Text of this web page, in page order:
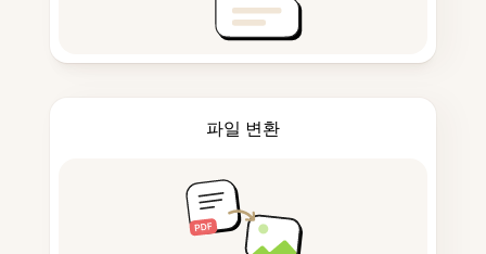
파일 변환